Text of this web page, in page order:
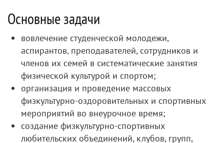
Основные задачи
вовлечение студенческой молодежи,
аспирантов, преподавателей, сотрудников и
членов их семей в систематические занятия
физической культурой и спортом;
организация и проведение массовых
физкультурно-оздоровительных и спортивных
мероприятий во внеурочное время;
создание физкультурно-спортивных
любительских объединений, клубов, групп,